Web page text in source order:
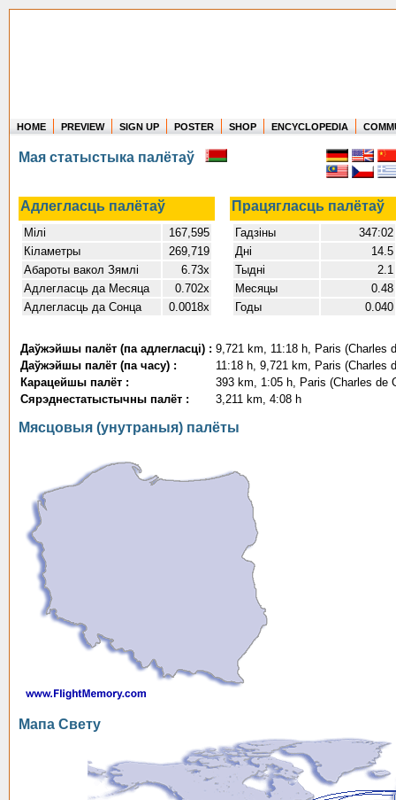
Where in the world have you flown?
How long have you been in the air?
Create your own FlightMemory and see!
HOME PREVIEW SIGN UP POSTER SHOP ENCYCLOPEDIA
Мая статыстыка палётаў
Адлегласць палётаў Працягласць палётаў
Мілі
167,595
Кіламетры
269,719
Абароты вакол Зямлі
6.73x
Адлегласць да Месяца
0.702x
Адлегласць да Сонца
0.0018x
Гадзіны
347:02
Дні
14.5
Тыдні
2.1
Месяцы
0.48
Годы
0.040
Даўжэйшы палёт (па адлегласці) : 9,721 km, 11:18 h, Paris (Charles
Даўжэйшы палёт (па часу) :
11:18 h, 9,721 km, Paris (Charles
Карацейшы палёт :
393 km, 1:05 h, Paris (Charles de
Сярэднестатыстычны палёт :
3,211 km, 4:08 h
Мясцовыя (унутраныя) палёты
Мапа Свету